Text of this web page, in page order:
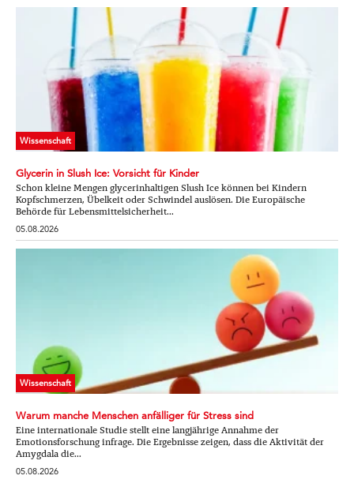
Wissenschaft
Glycerin in Slush Ice: Vorsicht für Kinder
Schon kleine Mengen glycerinhaltigen Slush Ice können bei Kindern
Kopfschmerzen, Übelkeit oder Schwindel auslösen. Die Europäische
Behörde für Lebensmittelsicherheit...
05.08.2026
Wissenschaft
Warum manche Menschen anfälliger für Stress sind
Eine internationale Studie stellt eine langjährige Annahme der
Emotionsforschung infrage. Die Ergebnisse zeigen, dass die Aktivität der
Amygdala die...
05.08.2026